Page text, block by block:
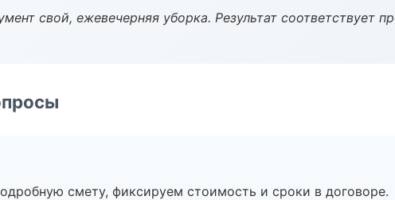
свой, ежевечерняя уборка. Результат соответствует
смету, фиксируем стоимость и сроки в договоре.